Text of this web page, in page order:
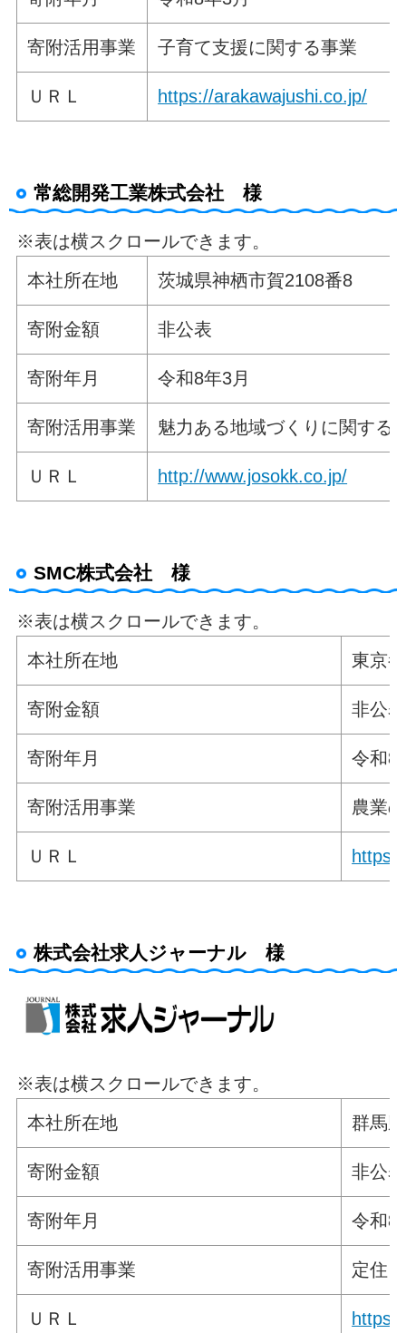
寄附活用事業 子育て支援に関する事業
ＵＲＬ https://arakawajushi.co.jp/
常総開発工業株式会社 様
※表は横スクロールできます。
本社所在地
茨城県神栖市賀2108番8
寄附金額 非公表
寄附年月 令和8年3月
寄附活用事業 魅力ある地域づくりに関する
ＵＲＬ http://www.josokk.co.jp/
SMC株式会社 様
※表は横スクロールできます。
本社所在地
東京
寄附金額 非公表
寄附年月 令和8
寄附活用事業 農業
ＵＲＬ
株式会社求人ジャーナル 様
※表は横スクロールできます。
本社所在地
群馬
寄附金額 非公表
寄附年月 令和8
寄附活用事業 定住
ＵＲＬ